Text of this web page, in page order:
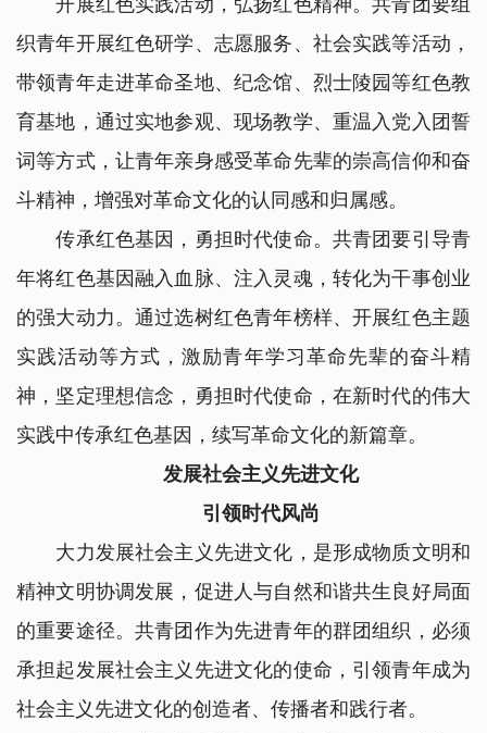
开展红色实践活动，弘扬红色精神。共青团要组
织青年开展红色研学、志愿服务、社会实践等活动，
带领青年走进革命圣地、纪念馆、烈士陵园等红色教
育基地，通过实地参观、现场教学、重温入党入团誓
词等方式，让青年亲身感受革命先辈的崇高信仰和奋
斗精神，增强对革命文化的认同感和归属感。
传承红色基因，勇担时代使命。共青团要引导青
年将红色基因融入血脉、注入灵魂，转化为干事创业
的强大动力。通过选树红色青年榜样、开展红色主题
实践活动等方式，激励青年学习革命先辈的奋斗精
神，坚定理想信念，勇担时代使命，在新时代的伟大
实践中传承红色基因，续写革命文化的新篇章。
发展社会主义先进文化
引领时代风尚
大力发展社会主义先进文化，是形成物质文明和
精神文明协调发展，促进人与自然和谐共生良好局面
的重要途径。共青团作为先进青年的群团组织，必须
承担起发展社会主义先进文化的使命，引领青年成为
社会主义先进文化的创造者、传播者和践行者。